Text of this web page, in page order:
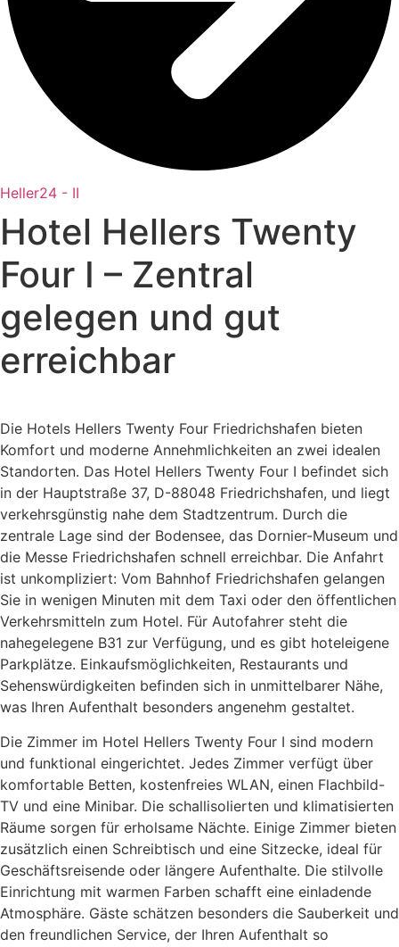
Heller24 - II
Hotel Hellers Twenty
Four I – Zentral
gelegen und gut
erreichbar
Die Hotels Hellers Twenty Four Friedrichshafen bieten
Komfort und moderne Annehmlichkeiten an zwei idealen
Standorten. Das Hotel Hellers Twenty Four I befindet sich
in der Hauptstraße 37, D-88048 Friedrichshafen, und liegt
verkehrsgünstig nahe dem Stadtzentrum. Durch die
zentrale Lage sind der Bodensee, das Dornier-Museum und
die Messe Friedrichshafen schnell erreichbar. Die Anfahrt
ist unkompliziert: Vom Bahnhof Friedrichshafen gelangen
Sie in wenigen Minuten mit dem Taxi oder den öffentlichen
Verkehrsmitteln zum Hotel. Für Autofahrer steht die
nahegelegene B31 zur Verfügung, und es gibt hoteleigene
Parkplätze. Einkaufsmöglichkeiten, Restaurants und
Sehenswürdigkeiten befinden sich in unmittelbarer Nähe,
was Ihren Aufenthalt besonders angenehm gestaltet.
Die Zimmer im Hotel Hellers Twenty Four I sind modern
und funktional eingerichtet. Jedes Zimmer verfügt über
komfortable Betten, kostenfreies WLAN, einen Flachbild-
TV und eine Minibar. Die schallisolierten und klimatisierten
Räume sorgen für erholsame Nächte. Einige Zimmer bieten
zusätzlich einen Schreibtisch und eine Sitzecke, ideal für
Geschäftsreisende oder längere Aufenthalte. Die stilvolle
Einrichtung mit warmen Farben schafft eine einladende
Atmosphäre. Gäste schätzen besonders die Sauberkeit und
den freundlichen Service, der Ihren Aufenthalt so